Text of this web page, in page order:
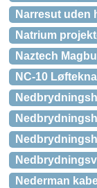
Narresut uden
Natrium
Naztech
NC-10
Nederman